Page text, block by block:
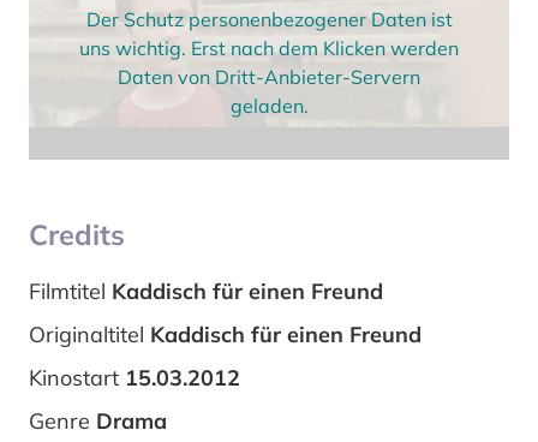
Der Schutz personenbezogener Daten ist
uns wichtig. Erst nach dem Klicken werden
Daten von Dritt-Anbieter-Servern
geladen.
Credits
Filmtitel Kaddisch für einen Freund
Originaltitel Kaddisch für einen Freund
Kinostart 15.03.2012
Genre Drama